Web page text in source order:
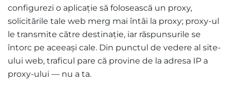
configurezi o aplicație să folosească un proxy,
solicitările tale web merg mai întâi la proxy; proxy-ul
le transmite către destinație, iar răspunsurile se
întorc pe aceeași cale. Din punctul de vedere al site-
ului web, traficul pare că provine de la adresa IP a
proxy-ului — nu a ta.